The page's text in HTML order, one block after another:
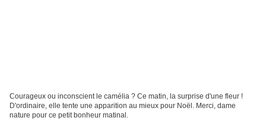
Courageux ou inconscient le camélia ? Ce matin, la surprise d'une fleur !
D'ordinaire, elle tente une apparition au mieux pour Noël. Merci, dame
nature pour ce petit bonheur matinal.